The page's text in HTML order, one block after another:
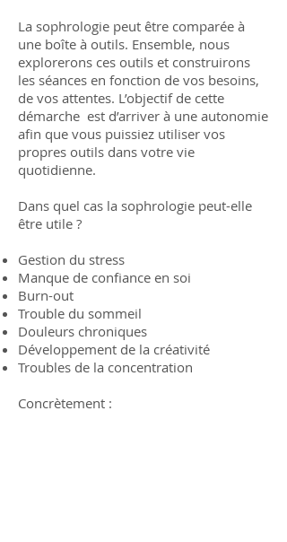
La sophrologie peut être comparée à
une boîte à outils. Ensemble, nous
explorerons ces outils et construirons
les séances en fonction de vos besoins,
de vos attentes. L’objectif de cette
démarche est d’arriver à une autonomie
afin que vous puissiez utiliser vos
propres outils dans votre vie
quotidienne.
Dans quel cas la sophrologie peut-elle
être utile ?
Gestion du stress
Manque de confiance en soi
Burn-out
Trouble du sommeil
Douleurs chroniques
Développement de la créativité
Troubles de la concentration
Concrètement :